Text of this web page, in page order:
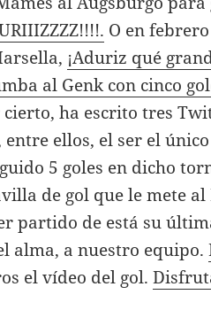
O en
¡Aduriz qué
al Genk con cinco
ha escrito tres
ellos, el ser el
5 goles en dicho
de gol que le mete al
partido de está su
alma, a nuestro equipo.
el vídeo del gol.